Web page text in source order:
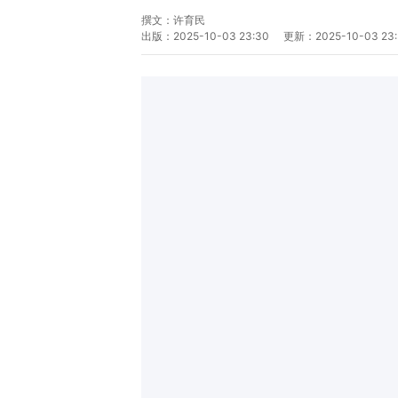
撰文： 许育民
出版： 2025-10-03 23:30 更新： 2025-10-03